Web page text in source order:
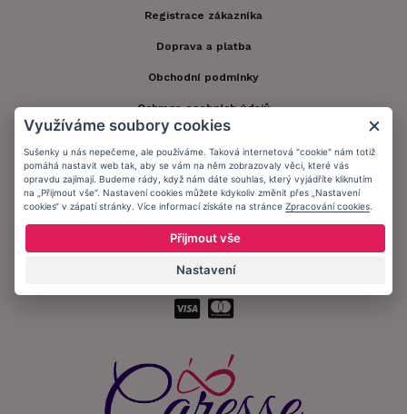
Registrace zákazníka
Doprava a platba
Obchodní podmínky
Ochrana osobních údajů
Zůstaňte s námi v kontaktu.
Přijímáme platby:
Využíváme soubory cookies
Sušenky u nás nepečeme, ale používáme. Taková internetová "cookie" nám totiž
pomáhá nastavit web tak, aby se vám na něm zobrazovaly věci, které vás
opravdu zajímají. Budeme rády, když nám dáte souhlas, který vyjádříte kliknutím
na „Přijmout vše“. Nastavení cookies můžete kdykoliv změnit přes „Nastavení
cookies“ v zápatí stránky. Více informací získáte na stránce Zpracování cookies
Přijmout vše
Nastavení